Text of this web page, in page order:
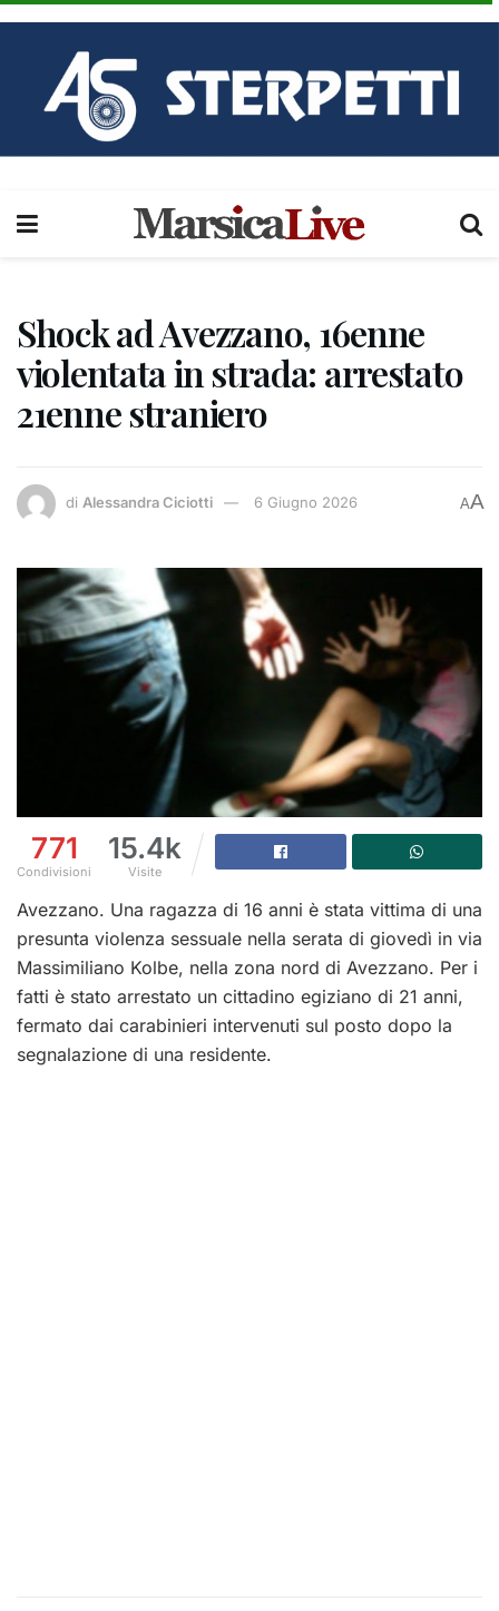
Shock ad Avezzano, 16enne
violentata in strada: arrestato
21enne straniero
di Alessandra Ciciotti 6 Giugno 2026 AA
771
Condivisioni
15.4k
Visite
Avezzano. Una ragazza di 16 anni è stata vittima di una
presunta violenza sessuale nella serata di giovedì in via
Massimiliano Kolbe, nella zona nord di Avezzano. Per i
fatti è stato arrestato un cittadino egiziano di 21 anni,
fermato dai carabinieri intervenuti sul posto dopo la
segnalazione di una residente.